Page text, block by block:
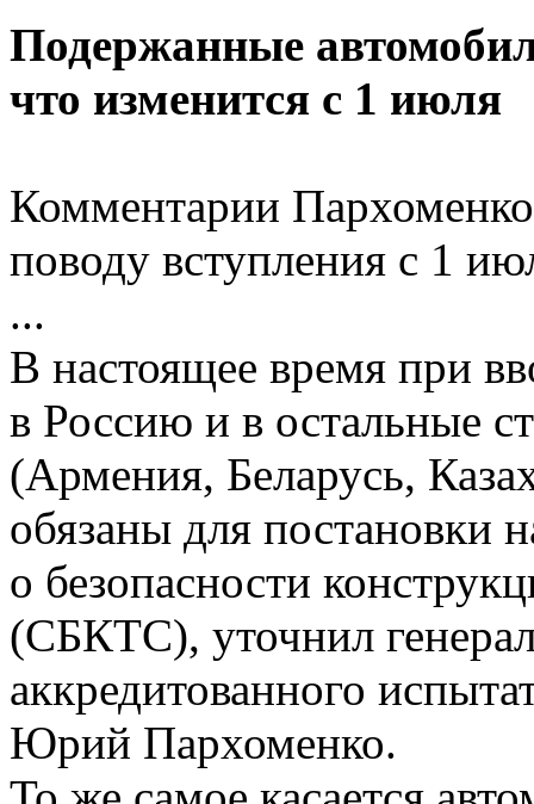
Подержанные
что изменится с 1 июля
Комментарии
поводу вступления с 1
...
В настоящее время при
в Россию и в остальные
(Армения, Беларусь,
обязаны для постановки
о безопасности
(СБКТС), уточнил
аккредитованного
Юрий Пархоменко.